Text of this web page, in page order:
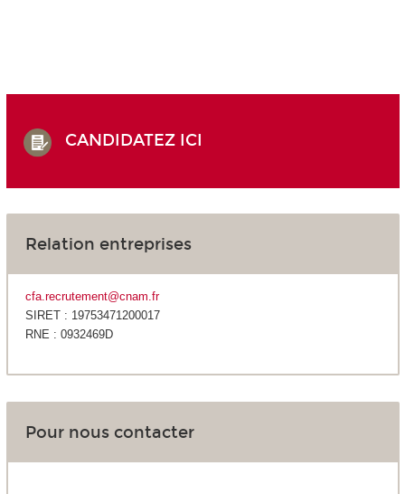
CANDIDATEZ ICI
Relation entreprises
cfa.recrutement@cnam.fr
SIRET : 19753471200017
RNE : 0932469D
Pour nous contacter